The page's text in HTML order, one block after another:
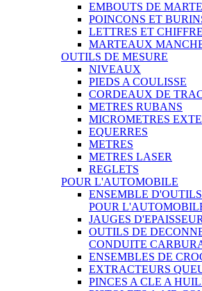
EMBOUTS DE
POINCONS ET
LETTRES ET
MARTEAUX
OUTILS DE MESURE
NIVEAUX
PIEDS A COULISSE
CORDEAUX DE
METRES RUBANS
MICROMETRES
EQUERRES
METRES
METRES LASER
REGLETS
POUR L'AUTOMOBILE
ENSEMBLE
POUR
JAUGES
OUTILS DE
CONDUITE
ENSEMBLES DE
EXTRACTEURS
PINCES A CLE A